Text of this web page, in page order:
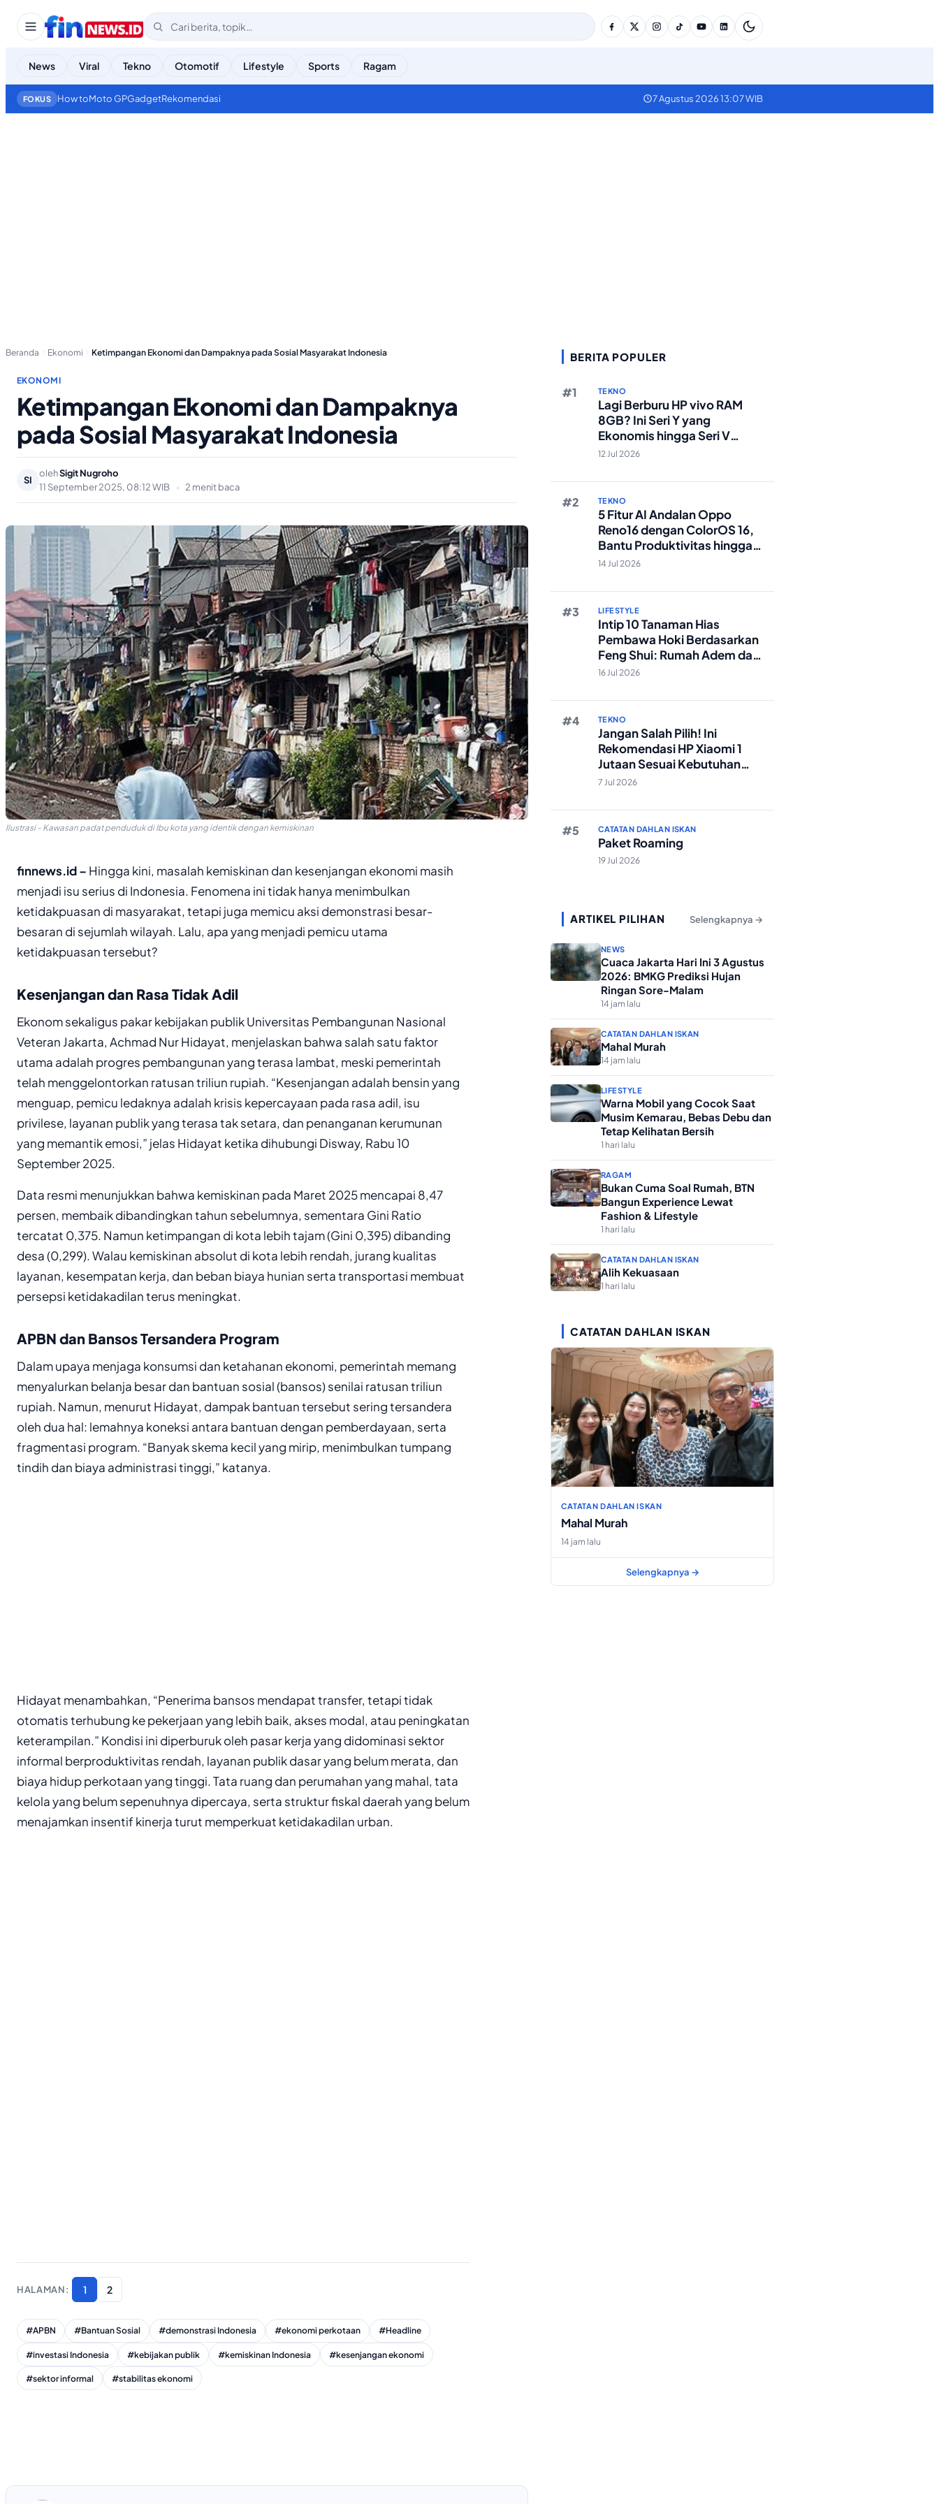
News Viral Tekno Otomotif Lifestyle Sports Ragam
FOKUS How toMoto GPGadgetRekomendasi 7 Agustus 2026 13:07 WIB
Beranda Ekonomi Ketimpangan Ekonomi dan Dampaknya pada Sosial Masyarakat Indonesia
EKONOMI
Ketimpangan Ekonomi dan Dampaknya
pada Sosial Masyarakat Indonesia
SI
olehSigit Nugroho
11 September 2025, 08:12 WIB
• 2 menit baca
Ilustrasi - Kawasan padat penduduk di Ibu kota yang identik dengan kemiskinan
finnews.id – Hingga kini, masalah kemiskinan dan kesenjangan ekonomi masih
menjadi isu serius di Indonesia. Fenomena ini tidak hanya menimbulkan
ketidakpuasan di masyarakat, tetapi juga memicu aksi demonstrasi besar-
besaran di sejumlah wilayah. Lalu, apa yang menjadi pemicu utama
ketidakpuasan tersebut?
Kesenjangan dan Rasa Tidak Adil
Ekonom sekaligus pakar kebijakan publik Universitas Pembangunan Nasional
Veteran Jakarta, Achmad Nur Hidayat, menjelaskan bahwa salah satu faktor
utama adalah progres pembangunan yang terasa lambat, meski pemerintah
telah menggelontorkan ratusan triliun rupiah. “Kesenjangan adalah bensin yang
menguap, pemicu ledaknya adalah krisis kepercayaan pada rasa adil, isu
privilese, layanan publik yang terasa tak setara, dan penanganan kerumunan
yang memantik emosi,” jelas Hidayat ketika dihubungi Disway, Rabu 10
September 2025.
Data resmi menunjukkan bahwa kemiskinan pada Maret 2025 mencapai 8,47
persen, membaik dibandingkan tahun sebelumnya, sementara Gini Ratio
tercatat 0,375. Namun ketimpangan di kota lebih tajam (Gini 0,395) dibanding
desa (0,299). Walau kemiskinan absolut di kota lebih rendah, jurang kualitas
layanan, kesempatan kerja, dan beban biaya hunian serta transportasi membuat
persepsi ketidakadilan terus meningkat.
APBN dan Bansos Tersandera Program
Dalam upaya menjaga konsumsi dan ketahanan ekonomi, pemerintah memang
menyalurkan belanja besar dan bantuan sosial (bansos) senilai ratusan triliun
rupiah. Namun, menurut Hidayat, dampak bantuan tersebut sering tersandera
oleh dua hal: lemahnya koneksi antara bantuan dengan pemberdayaan, serta
fragmentasi program. “Banyak skema kecil yang mirip, menimbulkan tumpang
tindih dan biaya administrasi tinggi,” katanya.
Hidayat menambahkan, “Penerima bansos mendapat transfer, tetapi tidak
otomatis terhubung ke pekerjaan yang lebih baik, akses modal, atau peningkatan
keterampilan.” Kondisi ini diperburuk oleh pasar kerja yang didominasi sektor
informal berproduktivitas rendah, layanan publik dasar yang belum merata, dan
biaya hidup perkotaan yang tinggi. Tata ruang dan perumahan yang mahal, tata
kelola yang belum sepenuhnya dipercaya, serta struktur fiskal daerah yang belum
menajamkan insentif kinerja turut memperkuat ketidakadilan urban.
1 2
#APBN #Bantuan Sosial #demonstrasi Indonesia #ekonomi perkotaan #Headline
#investasi Indonesia #kebijakan publik #kemiskinan Indonesia #kesenjangan ekonomi
#sektor informal #stabilitas ekonomi
BERITA POPULER
TEKNO
Lagi Berburu HP vivo RAM
8GB? Ini Seri Y yang
Ekonomis hingga Seri V
Berstandar Militer!
12 Jul 2026
TEKNO
5 Fitur AI Andalan Oppo
Reno16 dengan ColorOS 16,
Bantu Produktivitas hingga
Edit Foto Lebih Praktis
14 Jul 2026
LIFESTYLE
Intip 10 Tanaman Hias
Pembawa Hoki Berdasarkan
Feng Shui: Rumah Adem dan
Rezeki Lancar!
16 Jul 2026
TEKNO
Jangan Salah Pilih! Ini
Rekomendasi HP Xiaomi 1
Jutaan Sesuai Kebutuhan
Anda
7 Jul 2026
CATATAN DAHLAN ISKAN
Paket Roaming
19 Jul 2026
ARTIKEL PILIHAN Selengkapnya →
NEWS
Cuaca Jakarta Hari Ini 3 Agustus
2026: BMKG Prediksi Hujan
Ringan Sore-Malam
14 jam lalu
CATATAN DAHLAN ISKAN
Mahal Murah
14 jam lalu
LIFESTYLE
Warna Mobil yang Cocok Saat
Musim Kemarau, Bebas Debu dan
Tetap Kelihatan Bersih
1 hari lalu
RAGAM
Bukan Cuma Soal Rumah, BTN
Bangun Experience Lewat
Fashion & Lifestyle
1 hari lalu
CATATAN DAHLAN ISKAN
Alih Kekuasaan
1 hari lalu
CATATAN DAHLAN ISKAN
CATATAN DAHLAN ISKAN
Mahal Murah
14 jam lalu
Selengkapnya →